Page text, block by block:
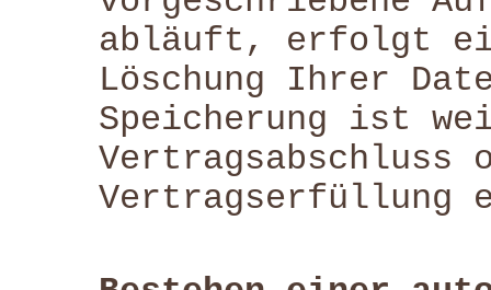
abläuft, erfolgt
Löschung Ihrer
Speicherung ist
Vertragsabschluss
Vertragserfüllung